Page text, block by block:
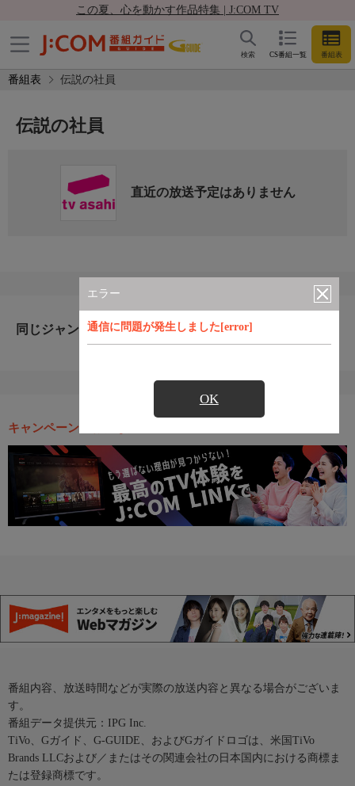
この夏、心を動かす作品特集 | J:COM TV
CS番組一覧 番組表
検索
番組表 伝説の社員
エラー
通信に問題が発生しました[error]
OK
伝説の社員
直近の放送予定はありません
同じジャンルのおすすめ番組
キャンペーン・お得な情報
番組内容、放送時間などが実際の放送内容と異なる場合がございま
す。
番組データ提供元：IPG Inc.
TiVo、Gガイド、G-GUIDE、およびGガイドロゴは、米国TiVo
Brands LLCおよび／またはその関連会社の日本国内における商標ま
たは登録商標です。